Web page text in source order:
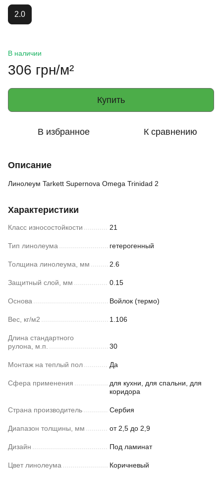
2.0
В наличии
306 грн/м²
Купить
В избранное К сравнению
Описание
Линолеум Tarkett Supernova Omega Trinidad 2
Характеристики
Класс износостойкости 21
Тип линолеума гетерогенный
Толщина линолеума, мм 2.6
Защитный слой, мм 0.15
Основа Войлок (термо)
Вес, кг/м2 1.106
Длина стандартного
рулона, м.п.
30
Монтаж на теплый пол Да
Сфера применения
для кухни, для спальни, для
коридора
Страна производитель Сербия
Диапазон толщины, мм от 2,5 до 2,9
Дизайн Под ламинат
Цвет линолеума Коричневый